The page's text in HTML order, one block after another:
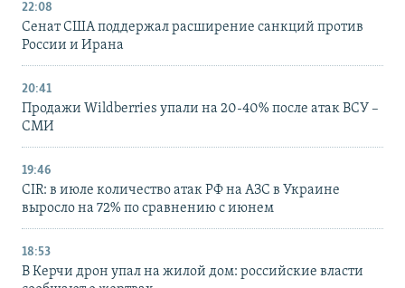
22:08
Сенат США поддержал расширение санкций против
России и Ирана
20:41
Продажи Wildberries упали на 20-40% после атак ВСУ –
СМИ
19:46
CIR: в июле количество атак РФ на АЗС в Украине
выросло на 72% по сравнению с июнем
18:53
В Керчи дрон упал на жилой дом: российские власти